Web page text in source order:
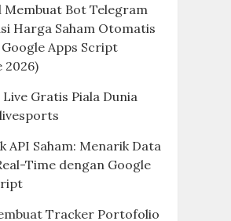
Bot Telegram
Harga Saham Otomatis
Apps Script
2026)
Gratis Piala Dunia
API Saham: Menarik Data
Time dengan Google
Tracker Portofolio